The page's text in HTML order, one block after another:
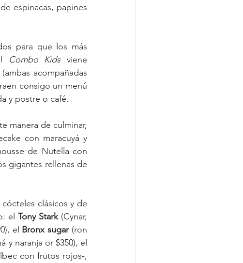
espinacas, papines
para que los más
Combo Kids viene
(ambas acompañadas
consigo un menú
y postre o café.
manera de culminar,
con maracuyá y
de Nutella con
gigantes rellenas de
clásicos y de
el Tony Stark (Cynar,
el Bronx sugar (ron
con frutos rojos-,